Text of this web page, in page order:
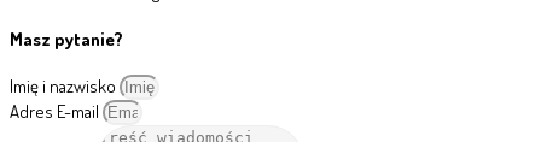
Masz pytanie?
Imię i nazwisko
Adres E-mail